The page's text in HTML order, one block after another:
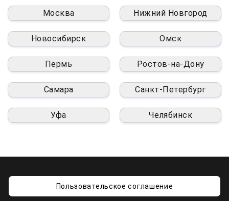
Москва Нижний Новгород
Новосибирск Омск
Пермь Ростов-на-Дону
Самара Санкт-Петербург
Уфа Челябинск
Пользовательское соглашение